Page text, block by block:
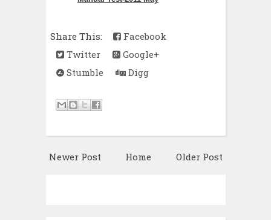
Share This:
Facebook
Twitter
Google+
Stumble
Digg
Newer Post Older Post
Home